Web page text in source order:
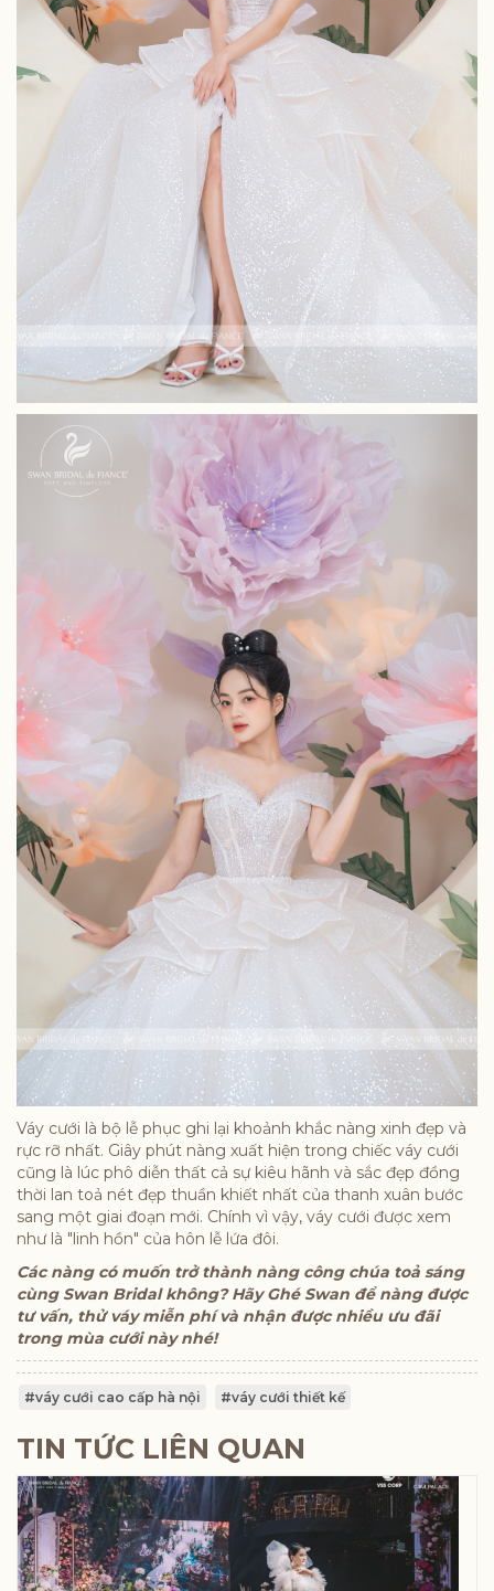
Váy cưới là bộ lễ phục ghi lại khoảnh khắc nàng xinh đẹp và
rực rỡ nhất. Giây phút nàng xuất hiện trong chiếc váy cưới
cũng là lúc phô diễn thất cả sự kiêu hãnh và sắc đẹp đồng
thời lan toả nét đẹp thuần khiết nhất của thanh xuân bước
sang một giai đoạn mới. Chính vì vậy, váy cưới được xem
như là "linh hồn" của hôn lễ lứa đôi.
Các nàng có muốn trở thành nàng công chúa toả sáng
cùng Swan Bridal không? Hãy Ghé Swan để nàng được
tư vấn, thử váy miễn phí và nhận được nhiều ưu đãi
trong mùa cưới này nhé!
#váy cưới cao cấp hà nội #váy cưới thiết kế
TIN TỨC LIÊN QUAN